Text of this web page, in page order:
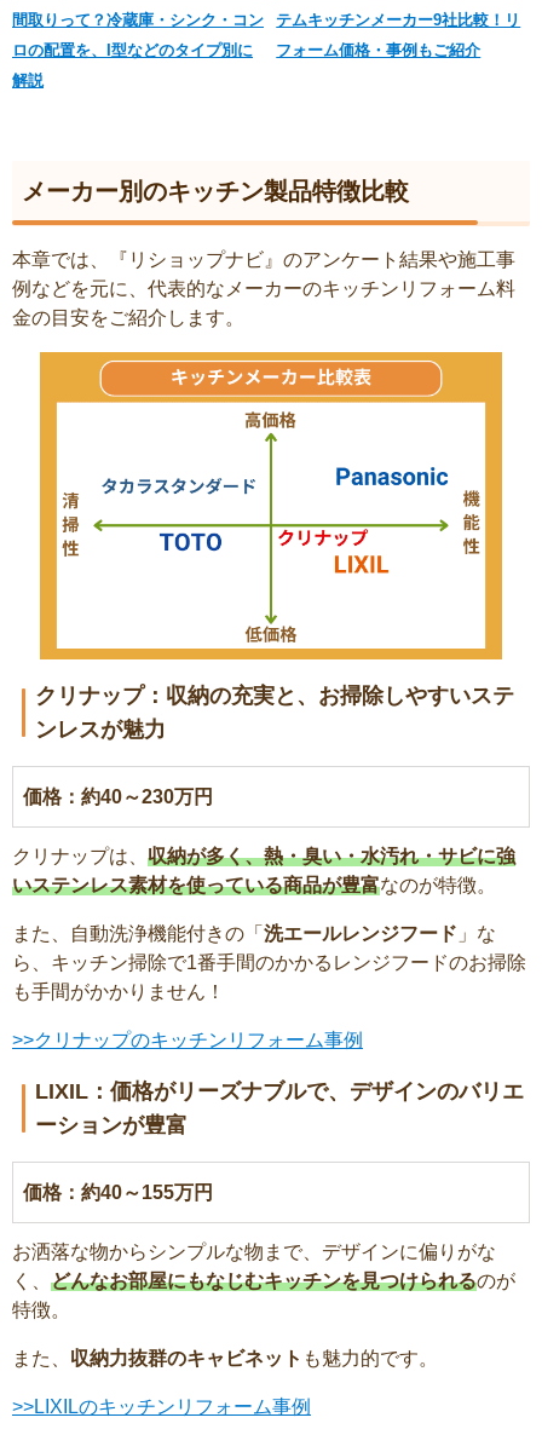
間取りって？冷蔵庫・シンク・コン
ロの配置を、I型などのタイプ別に
解説
テムキッチンメーカー9社比較！リ
フォーム価格・事例もご紹介
メーカー別のキッチン製品特徴比較
本章では、『リショップナビ』のアンケート結果や施工事
例などを元に、代表的なメーカーのキッチンリフォーム料
金の目安をご紹介します。
クリナップ：収納の充実と、お掃除しやすいステ
ンレスが魅力
価格：約40～230万円
クリナップは、 収納が多く、熱・臭い・水汚れ・サビに強
いステンレス素材を使っている商品が豊富なのが特徴。
また、自動洗浄機能付きの「 洗エールレンジフード 」な
ら、キッチン掃除で1番手間のかかるレンジフードのお掃除
も手間がかかりません！
>>クリナップのキッチンリフォーム事例
LIXIL：価格がリーズナブルで、デザインのバリエ
ーションが豊富
価格：約40～155万円
お洒落な物からシンプルな物まで、デザインに偏りがな
く、 どんなお部屋にもなじむキッチンを見つけられるのが
特徴。
また、 収納力抜群のキャビネット も魅力的です。
>>LIXILのキッチンリフォーム事例